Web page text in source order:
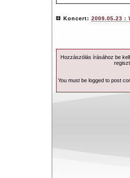
Koncert: 2009.05.23 :
Hozzászólás írásához be
You must be logged to post